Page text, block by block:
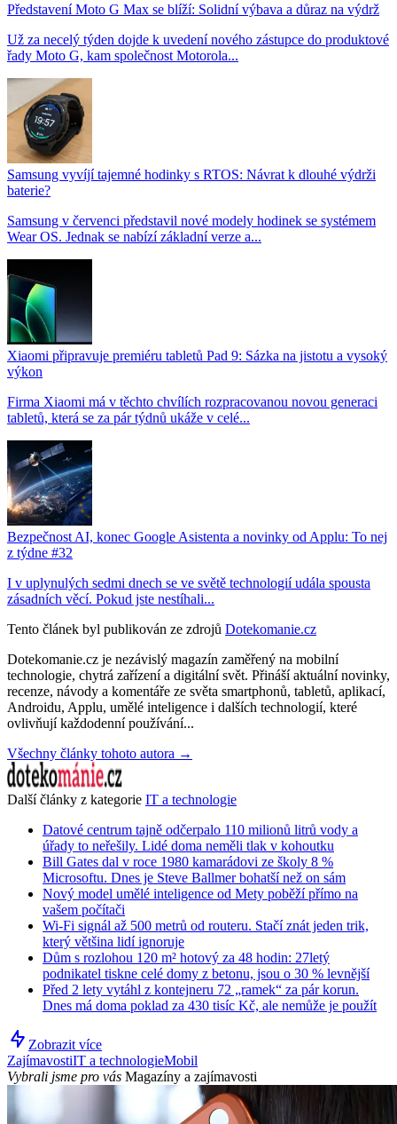
Představení Moto G Max se blíží: Solidní výbava a důraz na výdrž
Už za necelý týden dojde k uvedení nového zástupce do produktové
řady Moto G, kam společnost Motorola...
Samsung vyvíjí tajemné hodinky s RTOS: Návrat k dlouhé výdrži
baterie?
Samsung v červenci představil nové modely hodinek se systémem
Wear OS. Jednak se nabízí základní verze a...
Xiaomi připravuje premiéru tabletů Pad 9: Sázka na jistotu a vysoký
výkon
Firma Xiaomi má v těchto chvílích rozpracovanou novou generaci
tabletů, která se za pár týdnů ukáže v celé...
Bezpečnost AI, konec Google Asistenta a novinky od Applu: To nej
z týdne #32
I v uplynulých sedmi dnech se ve světě technologií udála spousta
zásadních věcí. Pokud jste nestíhali...
Tento článek byl publikován ze zdrojů Dotekomanie.cz
Dotekomanie.cz je nezávislý magazín zaměřený na mobilní
technologie, chytrá zařízení a digitální svět. Přináší aktuální novinky,
recenze, návody a komentáře ze světa smartphonů, tabletů, aplikací,
Androidu, Applu, umělé inteligence i dalších technologií, které
ovlivňují každodenní používání...
Všechny články tohoto autora →
Další články z kategorie IT a technologie
Datové centrum tajně odčerpalo 110 milionů litrů vody a
úřady to neřešily. Lidé doma neměli tlak v kohoutku
Bill Gates dal v roce 1980 kamarádovi ze školy 8 %
Microsoftu. Dnes je Steve Ballmer bohatší než on sám
Nový model umělé inteligence od Mety poběží přímo na
vašem počítači
Wi-Fi signál až 500 metrů od routeru. Stačí znát jeden trik,
který většina lidí ignoruje
Dům s rozlohou 120 m² hotový za 48 hodin: 27letý
podnikatel tiskne celé domy z betonu, jsou o 30 % levnější
Před 2 lety vytáhl z kontejneru 72 „ramek“ za pár korun.
Dnes má doma poklad za 430 tisíc Kč, ale nemůže je použít
Zobrazit více
ZajímavostiIT a technologieMobil
Vybrali jsme pro vás Magazíny a zajímavosti